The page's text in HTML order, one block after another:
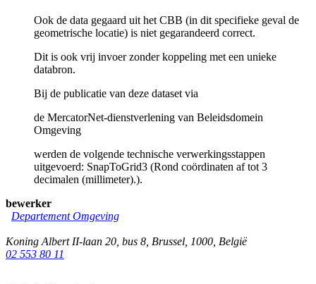
Ook de data gegaard uit het CBB (in dit specifieke geval de
geometrische locatie) is niet gegarandeerd correct.
Dit is ook vrij invoer zonder koppeling met een unieke
databron.
Bij de publicatie van deze dataset via
de MercatorNet-dienstverlening van Beleidsdomein
Omgeving
werden de volgende technische verwerkingsstappen
uitgevoerd: SnapToGrid3 (Rond coördinaten af tot 3
decimalen (millimeter).).
bewerker
Departement Omgeving
Koning Albert II-laan 20, bus 8 Brussel 1000 België
02 553 80 11